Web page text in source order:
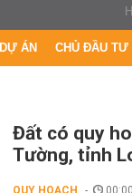
DỰ ÁN CHỦ ĐẦU TƯ
Đất có quy
Tường, tỉnh
QUY HOẠCH